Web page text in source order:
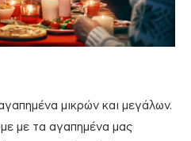
μικρών και μεγάλων.
με τα αγαπημένα μας